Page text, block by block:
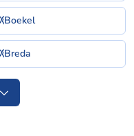
Boekel
Breda